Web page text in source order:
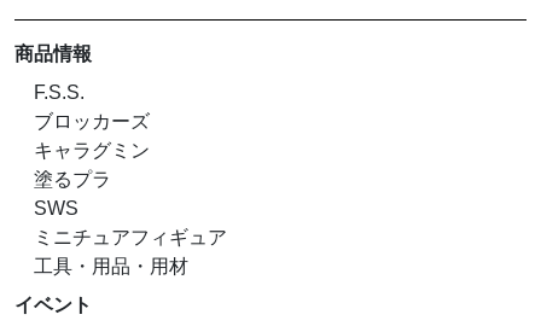
商品情報
F.S.S.
ブロッカーズ
キャラグミン
塗るプラ
SWS
ミニチュアフィギュア
工具・用品・用材
イベント